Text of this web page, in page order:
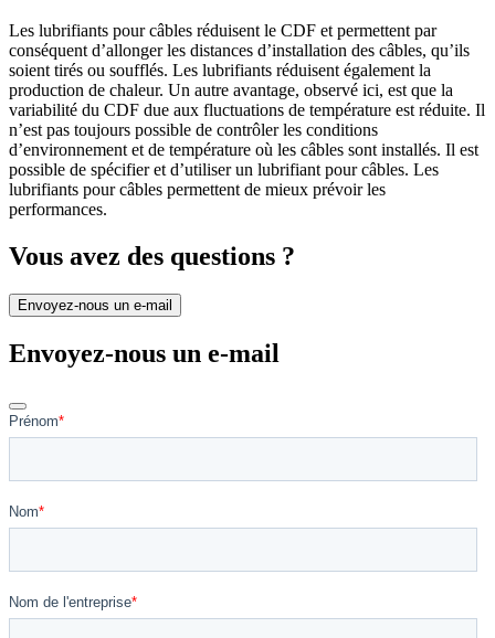
Les lubrifiants pour câbles réduisent le CDF et permettent par
conséquent d’allonger les distances d’installation des câbles, qu’ils
soient tirés ou soufflés. Les lubrifiants réduisent également la
production de chaleur. Un autre avantage, observé ici, est que la
variabilité du CDF due aux fluctuations de température est réduite. Il
n’est pas toujours possible de contrôler les conditions
d’environnement et de température où les câbles sont installés. Il est
possible de spécifier et d’utiliser un lubrifiant pour câbles. Les
lubrifiants pour câbles permettent de mieux prévoir les
performances.
Vous avez des questions ?
Envoyez-nous un e-mail
Envoyez-nous un e-mail